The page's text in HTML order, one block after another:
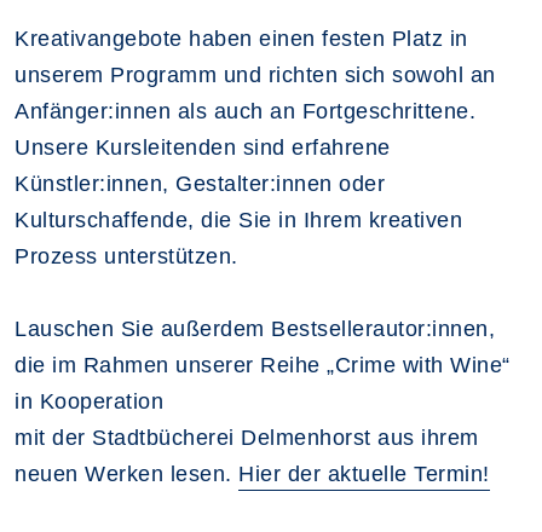
Kreativangebote haben einen festen Platz in
unserem Programm und richten sich sowohl an
Anfänger:innen als auch an Fortgeschrittene.
Unsere Kursleitenden sind erfahrene
Künstler:innen, Gestalter:innen oder
Kulturschaffende, die Sie in Ihrem kreativen
Prozess unterstützen.
Lauschen Sie außerdem Bestsellerautor:innen,
die im Rahmen unserer Reihe „Crime with Wine“
in Kooperation
mit der Stadtbücherei Delmenhorst aus ihrem
neuen Werken lesen. Hier der aktuelle Termin!